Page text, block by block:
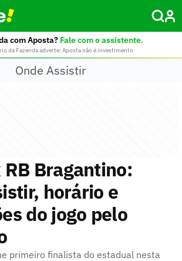
com Aposta? Fale com o assistente.
da Fazenda adverte: Aposta não é investimento
Onde Assistir
Bragantino:
horário e
do jogo pelo
primeiro finalista do estadual nesta